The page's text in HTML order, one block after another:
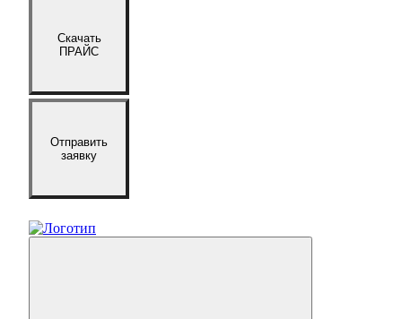
Скачать
ПРАЙС
Отправить
заявку